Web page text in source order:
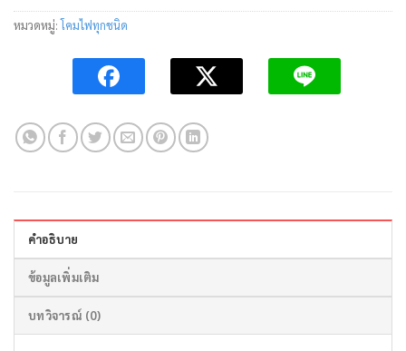
หมวดหมู่:โคมไฟทุกชนิด
คำอธิบาย
ข้อมูลเพิ่มเติม
บทวิจารณ์ (0)